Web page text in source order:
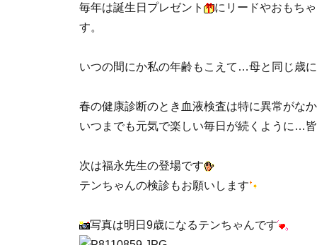
毎年は誕生日プレゼント
にリードやおもち
す。
いつの間にか私の年齢もこえて…母と同じ歳
春の健康診断のとき血液検査は特に異常がな
いつまでも元気で楽しい毎日が続くように…
次は福永先生の登場です
テンちゃんの検診もお願いします
写真は明日9歳になるテンちゃんです